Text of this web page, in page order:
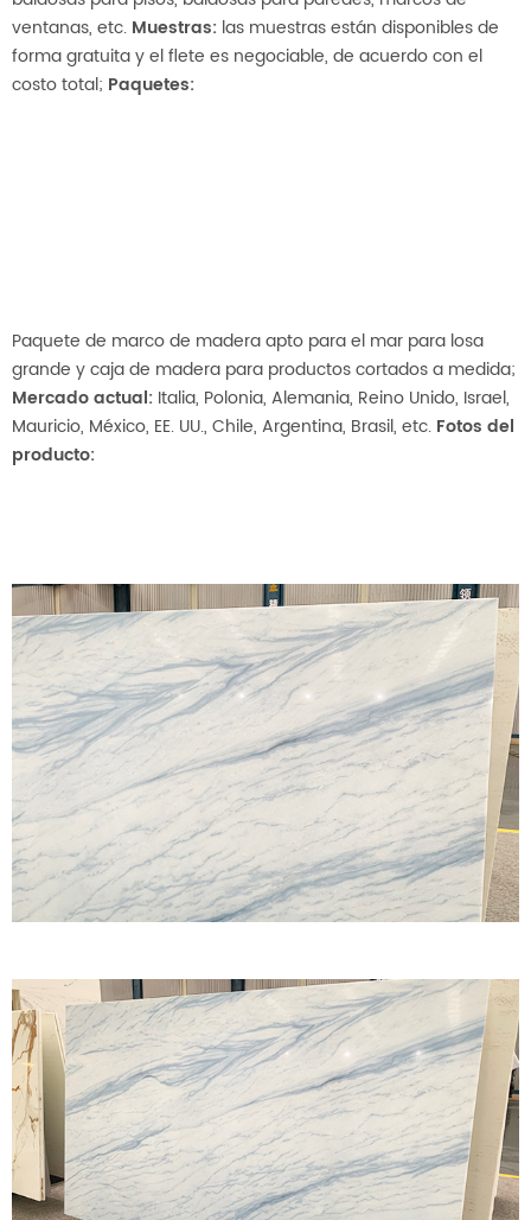
ventanas, etc. Muestras: las muestras están disponibles de
forma gratuita y el flete es negociable, de acuerdo con el
costo total; Paquetes:
Paquete de marco de madera apto para el mar para losa
grande y caja de madera para productos cortados a medida;
Mercado actual: Italia, Polonia, Alemania, Reino Unido, Israel,
Mauricio, México, EE. UU., Chile, Argentina, Brasil, etc. Fotos del
producto: